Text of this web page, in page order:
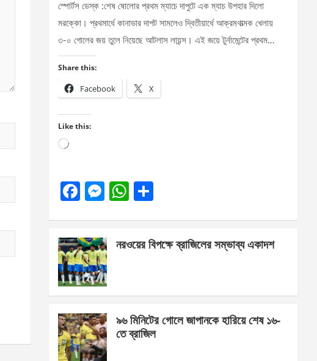
স্পোর্টস ডেস্ক :শেষ ষোলোর প্রথম ম্যাচে দাপুটে এক ম্যাচ উপহার দিলো
মরক্কো। প্রথমার্ধে কানাডার দাপট সামলেও দ্বিতীয়ার্ধে আক্রমণাত্মক খেলায়
৩-০ গোলের জয় তুলে নিয়েছে আটলাস লায়ন্স। এই জয়ে টুর্নামেন্টের প্রথম…
Share this:
Facebook X
Like this:
Loading…
F
b
o
o
k
M
n
g
er
W
s
e
নরওয়ের বিপক্ষে ব্রাজিলের সম্ভাব্য একাদশ
৯৬ মিনিটের গোলে জাপানকে হারিয়ে শেষ ১৬-
তে ব্রাজিল